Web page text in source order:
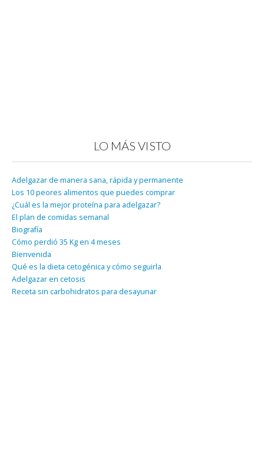
LO MÁS VISTO
Adelgazar de manera sana, rápida y permanente
Los 10 peores alimentos que puedes comprar
¿Cuál es la mejor proteína para adelgazar?
El plan de comidas semanal
Biografía
Cómo perdió 35 Kg en 4 meses
Bienvenida
Qué es la dieta cetogénica y cómo seguirla
Adelgazar en cetosis
Receta sin carbohidratos para desayunar